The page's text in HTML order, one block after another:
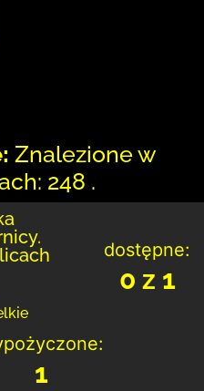
Znalezione w
248 .
dostępne:
0 z 1
1